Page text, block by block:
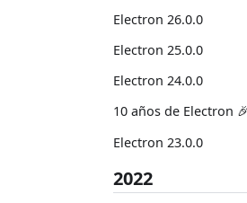
Electron 26.0.0
Electron 25.0.0
Electron 24.0.0
10 años de Electron
Electron 23.0.0
2022